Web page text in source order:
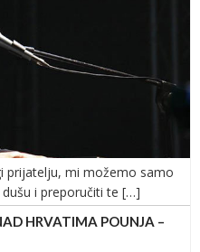
prijatelju, mi možemo samo
i preporučiti te […]
HRVATIMA POUNJA –